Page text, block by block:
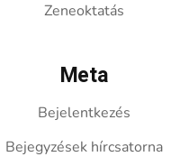
Zeneoktatás
Meta
Bejelentkezés
Bejegyzések hírcsatorna